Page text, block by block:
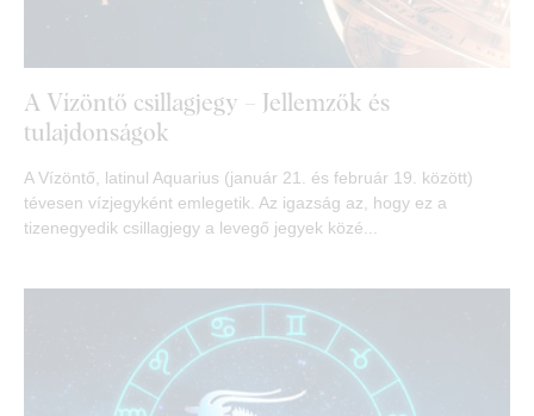
A Vízöntő csillagjegy – Jellemzők és
tulajdonságok
A Vízöntő, latinul Aquarius (január 21. és február 19. között)
tévesen vízjegyként emlegetik. Az igazság az, hogy ez a
tizenegyedik csillagjegy a levegő jegyek közé...